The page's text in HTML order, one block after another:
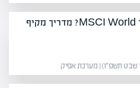
מה זה מדד MSCI World? מדריך מקיף